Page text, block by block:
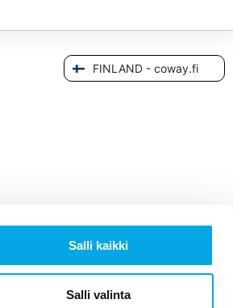
Salli kaikki
Salli valinta
FINLAND - coway.fi